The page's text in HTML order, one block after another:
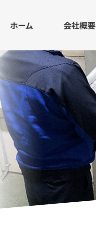
ホーム 会社概要